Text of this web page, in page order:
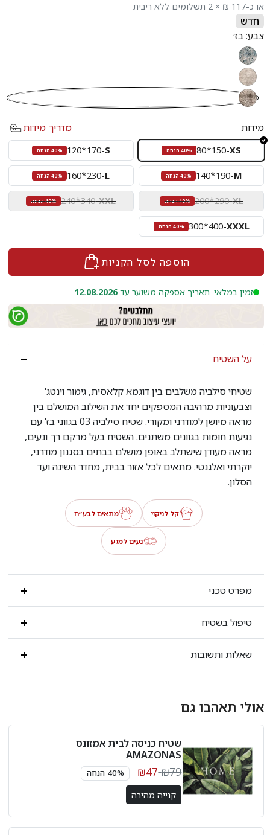
או כ-117 ₪ × 2 תשלומים ללא ריבית
חדש
צבע:בז׳
כחול/אפור
קרם/בז׳
מידות
מדריך מידות
XS
-
80*150 40% הנחה S
-
120*170 40% הנחה
M
-
140*190 40% הנחה L
-
160*230 40% הנחה
XL
-
200*290 40% הנחה XXL
-
240*340 40% הנחה
XXXL
-
300*400 40% הנחה
הוספה לסל הקניות
זמין במלאי. תאריך אספקה משוער עד 12.08.2026
על השטיח
שטיחי סילביה משלבים בין דוגמא קלאסית, גימור וינטג'
וצבעוניות מרהיבה המספקים יחד את השילוב המושלם בין
מראה מיושן למודרני ומקורי. שטיח סילביה 03 בגווני בז' עם
נגיעות חומות בגוונים משתנים. השטיח בעל מרקם רך ונעים,
מראה מעודן שישתלב באופן מושלם בבתים בסגנון מודרני,
יוקרתי ואלגנטי. מתאים לכל אזור בבית, מחדר השינה ועד
הסלון.
קל לניקוי מתאים לבע״ח
נעים למגע
מפרט טכני
טיפול בשטיח
שאלות ותשובות
אולי תאהבו גם
שטיח כניסה לבית אמזונס
AMAZONAS
₪79
₪47 40% הנחה
קנייה מהירה